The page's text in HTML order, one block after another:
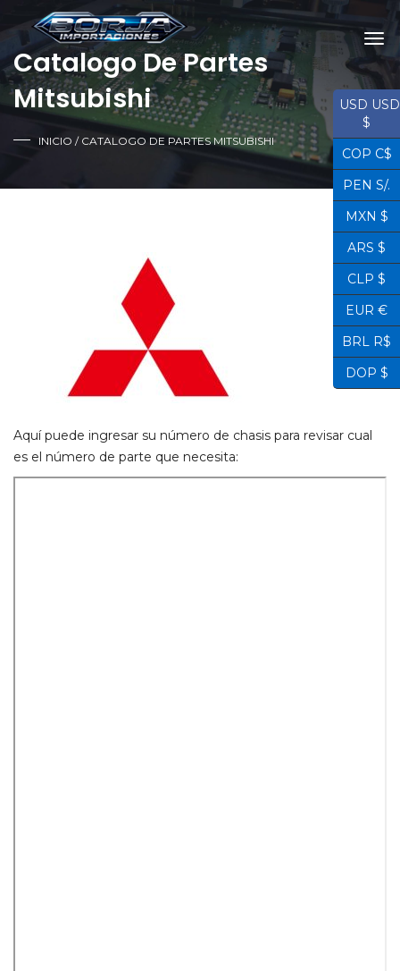
Catalogo De Partes
Mitsubishi
INICIO / CATALOGO DE PARTES MITSUBISHI
Aquí puede ingresar su número de chasis para revisar cual
es el número de parte que necesita:
USD USD
$
COP C$
PEN S/.
MXN $
ARS $
CLP $
EUR €
BRL R$
DOP $